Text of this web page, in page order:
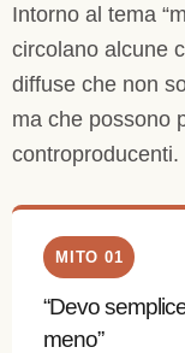
Intorno al tema
circolano alcune
diffuse che non
ma che possono
controproducenti.
MITO 01
“Devo
meno”